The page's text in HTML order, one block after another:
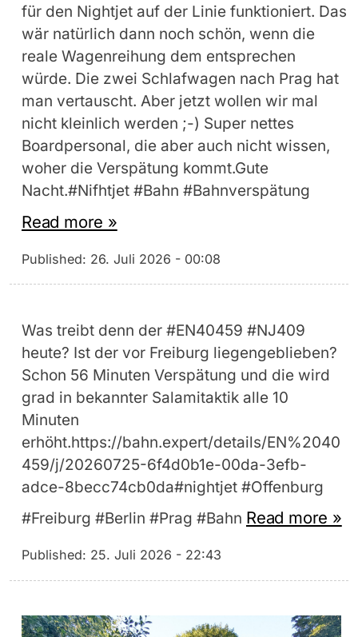
für den Nightjet auf der Linie funktioniert. Das
wär natürlich dann noch schön, wenn die
reale Wagenreihung dem entsprechen
würde. Die zwei Schlafwagen nach Prag hat
man vertauscht. Aber jetzt wollen wir mal
nicht kleinlich werden ;-) Super nettes
Boardpersonal, die aber auch nicht wissen,
woher die Verspätung kommt.Gute
Nacht.#Nifhtjet #Bahn #Bahnverspätung
Read more »
Published: 26. Juli 2026 - 00:08
Was treibt denn der #EN40459 #NJ409
heute? Ist der vor Freiburg liegengeblieben?
Schon 56 Minuten Verspätung und die wird
grad in bekannter Salamitaktik alle 10
Minuten
erhöht.https://bahn.expert/details/EN%2040
459/j/20260725-6f4d0b1e-00da-3efb-
adce-8becc74cb0da#nightjet #Offenburg
#Freiburg #Berlin #Prag #Bahn Read more »
Published: 25. Juli 2026 - 22:43